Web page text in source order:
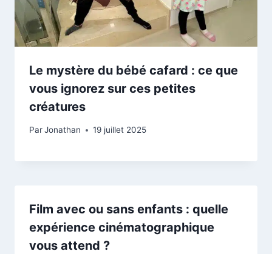
Le mystère du bébé cafard : ce que
vous ignorez sur ces petites
créatures
ParJonathan 19 juillet 2025
Film avec ou sans enfants : quelle
expérience cinématographique
vous attend ?